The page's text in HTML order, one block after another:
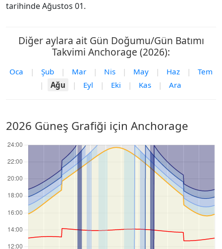
tarihinde Ağustos 01.
Diğer aylara ait Gün Doğumu/Gün Batımı
Takvimi Anchorage (2026):
Oca | Şub | Mar | Nis | May | Haz |
Tem
|
Ağu | Eyl | Eki | Kas | Ara
2026 Güneş Grafiği için Anchorage